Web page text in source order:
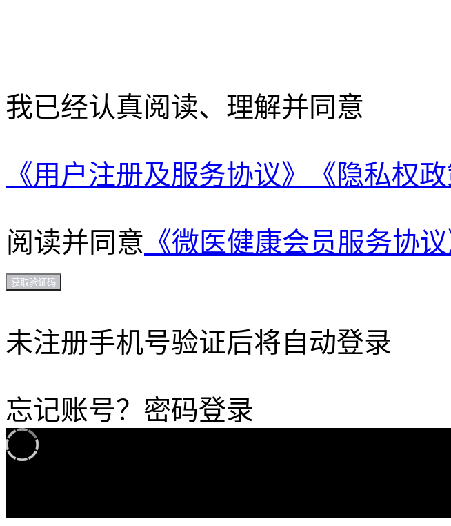
我已经认真阅读、理解并同意
《用户注册及服务协议》 《隐私权政
阅读并同意 《微医健康会员服务协议
获取验证码
未注册手机号验证后将自动登录
忘记账号？ 密码登录